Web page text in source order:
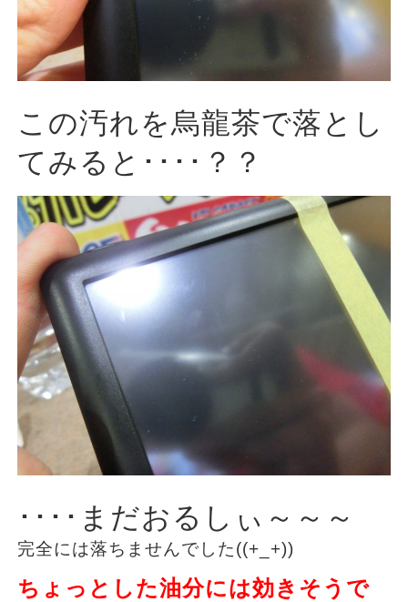
この汚れを烏龍茶で落とし
てみると････？？
････まだおるしぃ～～～
完全には落ちませんでした((+_+))
ちょっとした油分には効きそうで